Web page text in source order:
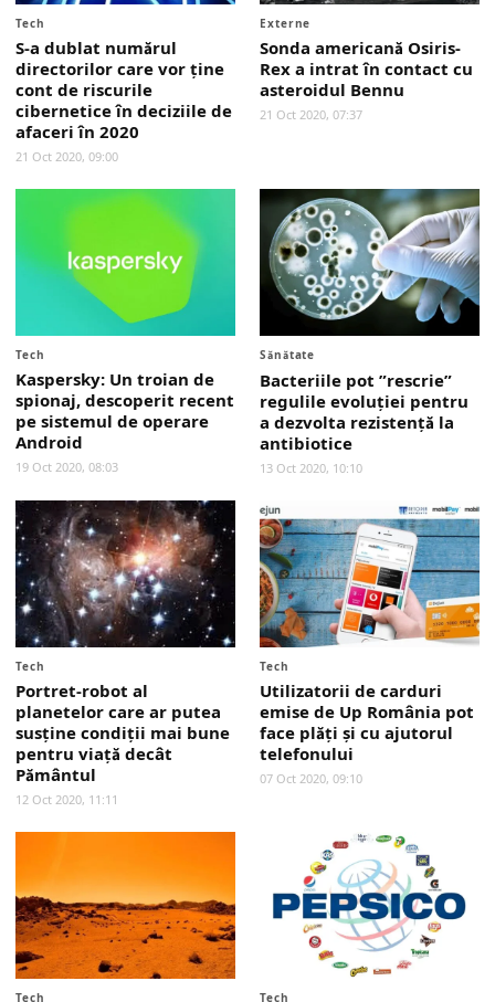
Tech
S-a dublat numărul
directorilor care vor ţine
cont de riscurile
cibernetice în deciziile de
afaceri în 2020
21 Oct 2020, 09:00
Externe
Sonda americană Osiris-
Rex a intrat în contact cu
asteroidul Bennu
21 Oct 2020, 07:37
Tech
Kaspersky: Un troian de
spionaj, descoperit recent
pe sistemul de operare
Android
19 Oct 2020, 08:03
Sănătate
Bacteriile pot ”rescrie”
regulile evoluţiei pentru
a dezvolta rezistenţă la
antibiotice
13 Oct 2020, 10:10
Tech
Portret-robot al
planetelor care ar putea
susţine condiţii mai bune
pentru viaţă decât
Pământul
12 Oct 2020, 11:11
Tech
Utilizatorii de carduri
emise de Up România pot
face plăţi şi cu ajutorul
telefonului
07 Oct 2020, 09:10
Tech Tech